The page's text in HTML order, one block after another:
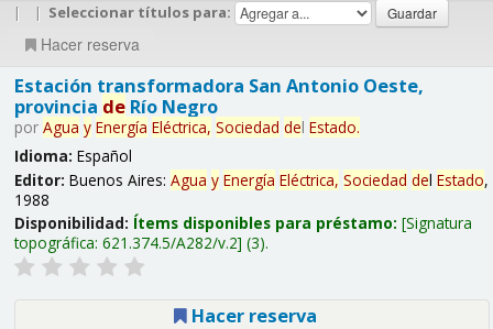
| | Seleccionar títulos para:
Hacer reserva
Estación transformadora San Antonio Oeste,
provincia deRío Negro
por Agua y Energía Eléctrica, Sociedad del Estado.
Idioma: Español
Editor: Buenos Aires: Agua y Energía Eléctrica, Sociedad del Estado,
1988
Disponibilidad: Ítems disponibles para préstamo: Signatura
topográfica: 621.374.5/A282/v.2 (3).
Hacer reserva